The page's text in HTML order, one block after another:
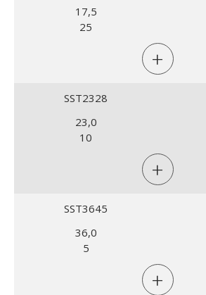
17,5
25
+
SST2328
23,0
10
+
SST3645
36,0
5
+